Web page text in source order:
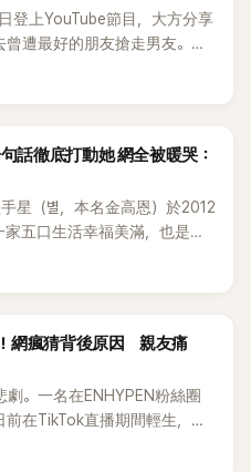
登上YouTube節目，大方分享
遭最好的朋友搶走男友。她
同樣的事情現在再發生，「我
話徹底打動她 網全被暖哭：
星（별，本名金高恩）於2012
五口生活幸福美滿，也是韓
星首度公開當年決定嫁給
網瘋猜背後原因 親友痛
。一名在ENHYPEN粉絲圈
在TikTok直播期間輕生，最
，也讓不少粉絲湧入社群平